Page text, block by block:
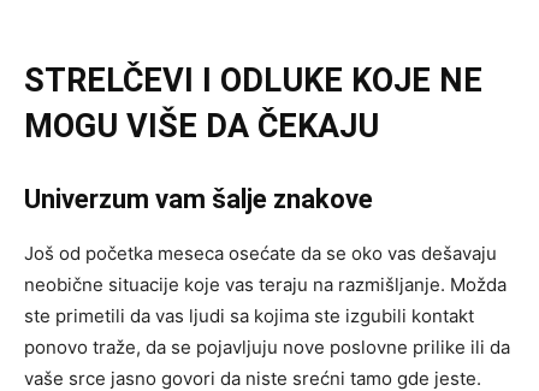
STRELČEVI I ODLUKE KOJE NE
MOGU VIŠE DA ČEKAJU
Univerzum vam šalje znakove
Još od početka meseca osećate da se oko vas dešavaju
neobične situacije koje vas teraju na razmišljanje. Možda
ste primetili da vas ljudi sa kojima ste izgubili kontakt
ponovo traže, da se pojavljuju nove poslovne prilike ili da
vaše srce jasno govori da niste srećni tamo gde jeste.